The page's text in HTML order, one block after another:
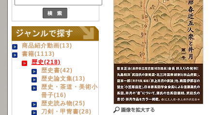
商品紹介動画(13)
書籍(1113)
歴史(218)
歴史書(42)
歴史論文集(13)
歴史・茶道・美術小
冊子(16)
歴史読み物(25)
刀剣・甲冑書(28)